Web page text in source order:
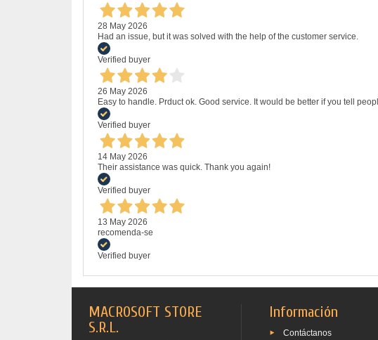
28 May 2026
Had an issue, but it was solved with the help of the customer service.
Verified buyer
26 May 2026
Easy to handle. Prduct ok. Good service. It would be better if you tell
Verified buyer
14 May 2026
Their assistance was quick. Thank you again!
Verified buyer
13 May 2026
recomenda-se
Verified buyer
MACROSOFT STORE
S.R.L.
Información
Contáctanos